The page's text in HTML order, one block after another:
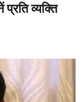
व्यक्ति